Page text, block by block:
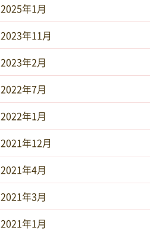
2025年1月
2023年11月
2023年2月
2022年7月
2022年1月
2021年12月
2021年4月
2021年3月
2021年1月